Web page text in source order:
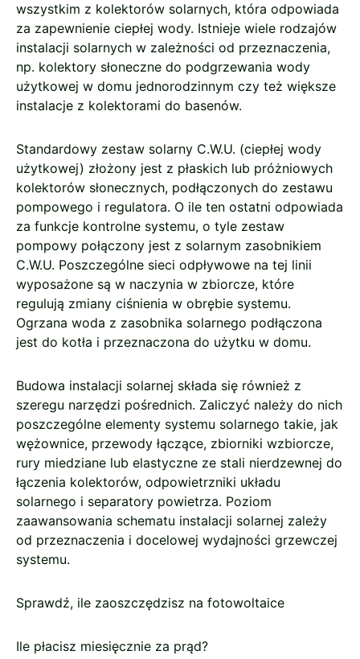
wszystkim z kolektorów solarnych, która odpowiada
za zapewnienie ciepłej wody. Istnieje wiele rodzajów
instalacji solarnych w zależności od przeznaczenia,
np. kolektory słoneczne do podgrzewania wody
użytkowej w domu jednorodzinnym czy też większe
instalacje z kolektorami do basenów.
Standardowy zestaw solarny C.W.U. (ciepłej wody
użytkowej) złożony jest z płaskich lub próżniowych
kolektorów słonecznych, podłączonych do zestawu
pompowego i regulatora. O ile ten ostatni odpowiada
za funkcje kontrolne systemu, o tyle zestaw
pompowy połączony jest z solarnym zasobnikiem
C.W.U. Poszczególne sieci odpływowe na tej linii
wyposażone są w naczynia w zbiorcze, które
regulują zmiany ciśnienia w obrębie systemu.
Ogrzana woda z zasobnika solarnego podłączona
jest do kotła i przeznaczona do użytku w domu.
Budowa instalacji solarnej składa się również z
szeregu narzędzi pośrednich. Zaliczyć należy do nich
poszczególne elementy systemu solarnego takie, jak
wężownice, przewody łączące, zbiorniki wzbiorcze,
rury miedziane lub elastyczne ze stali nierdzewnej do
łączenia kolektorów, odpowietrzniki układu
solarnego i separatory powietrza. Poziom
zaawansowania schematu instalacji solarnej zależy
od przeznaczenia i docelowej wydajności grzewczej
systemu.
Sprawdź, ile zaoszczędzisz na fotowoltaice
Ile płacisz miesięcznie za prąd?